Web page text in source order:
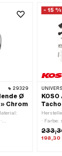
29329
Ø
Chrom
- 15 %
· Farbe:
198,30